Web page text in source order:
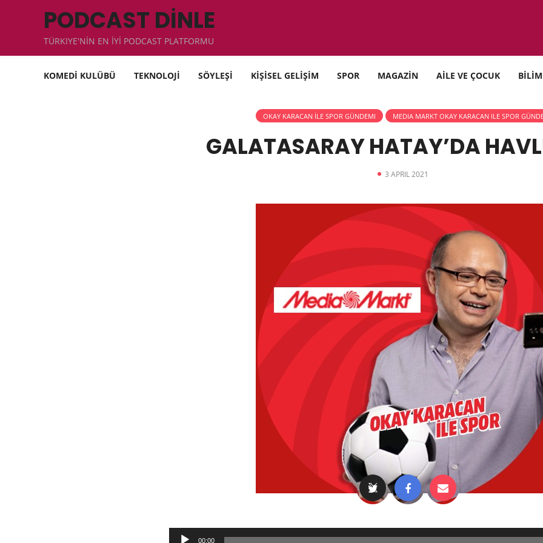
PODCAST DİNLE
TÜRKIYE'NİN EN İYİ PODCAST PLATFORMU
KOMEDİ KULÜBÜ TEKNOLOJİ SÖYLEŞİ KİŞİSEL GELİŞİM SPOR MAGAZİN AİLE VE ÇOCUK BİLİM
OKAY KARACAN İLE SPOR GÜNDEMI MEDIA MARKT OKAY KARACAN ILE SPOR
GALATASARAY HATAY’DA
3 APRIL 2021
Audio
00:00